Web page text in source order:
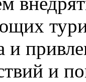
и
и